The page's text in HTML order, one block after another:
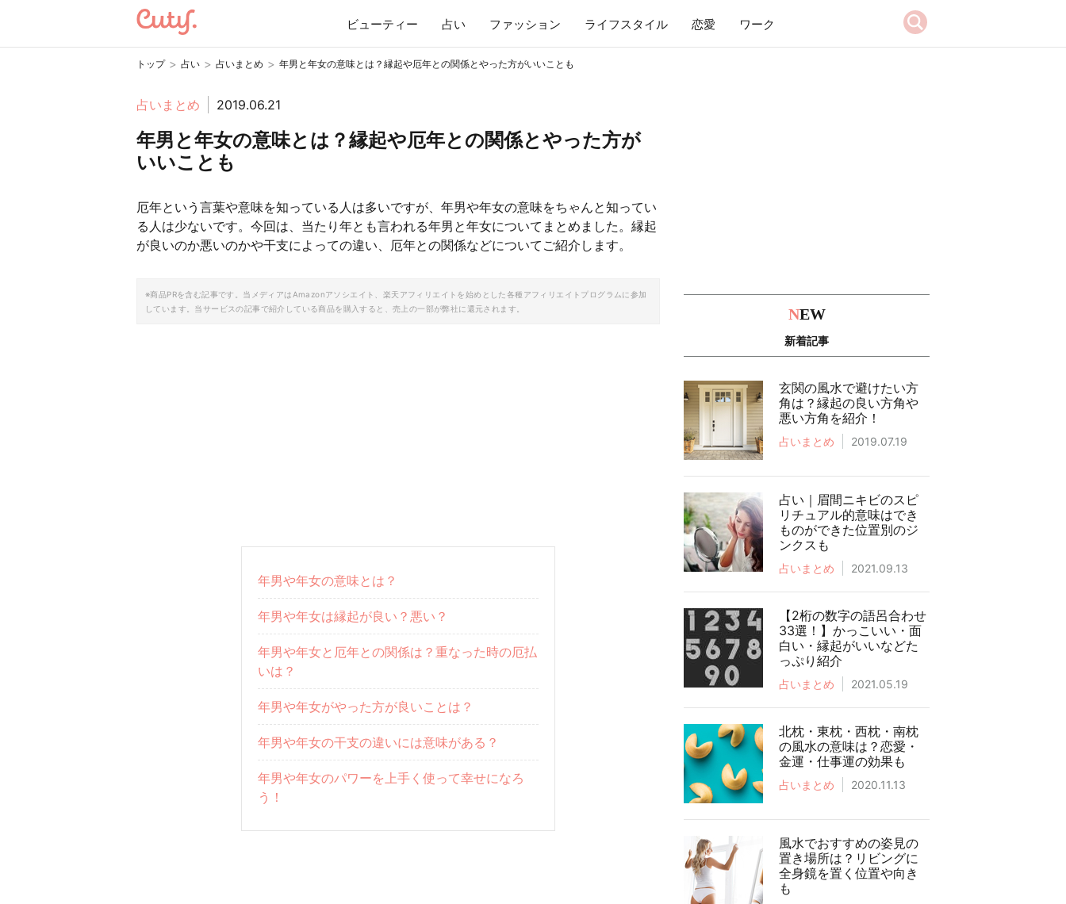
ビューティー 占い ファッション ライフスタイル 恋愛 ワーク
トップ > 占い > 占いまとめ > 年男と年女の意味とは？縁起や厄年との関係とやった方がいいことも
占いまとめ 2019.06.21
年男と年女の意味とは？縁起や厄年との関係とやった方が
いいことも
厄年という言葉や意味を知っている人は多いですが、年男や年女の意味をちゃんと知ってい
る人は少ないです。今回は、当たり年とも言われる年男と年女についてまとめました。縁起
が良いのか悪いのかや干支によっての違い、厄年との関係などについてご紹介します。
※商品PRを含む記事です。当メディアはAmazonアソシエイト、楽天アフィリエイトを始めとした各種アフィリエイトプログラムに参加
しています。当サービスの記事で紹介している商品を購入すると、売上の一部が弊社に還元されます。
年男や年女の意味とは？
年男や年女は縁起が良い？悪い？
年男や年女と厄年との関係は？重なった時の厄払
いは？
年男や年女がやった方が良いことは？
年男や年女の干支の違いには意味がある？
年男や年女のパワーを上手く使って幸せになろ
う！
NEW
新着記事
玄関の風水で避けたい方
角は？縁起の良い方角や
悪い方角を紹介！
占いまとめ 2019.07.19
占い｜眉間ニキビのスピ
リチュアル的意味はでき
ものができた位置別のジ
ンクスも
占いまとめ 2021.09.13
【2桁の数字の語呂合わせ
33選！】かっこいい・面
白い・縁起がいいなどた
っぷり紹介
占いまとめ 2021.05.19
北枕・東枕・西枕・南枕
の風水の意味は？恋愛・
金運・仕事運の効果も
占いまとめ 2020.11.13
風水でおすすめの姿見の
置き場所は？リビングに
全身鏡を置く位置や向き
も